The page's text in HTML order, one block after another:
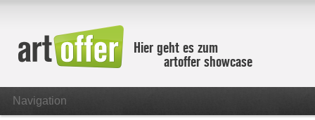
Hier geht es zum
artoffer showcase
Navigation